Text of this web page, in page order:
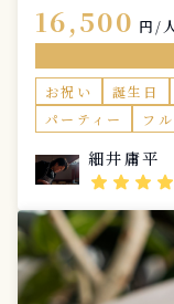
前菜、温菜、魚
皿ずつ丁寧にご
族との特別なひ
トランで過ごす
い。 事前のヒア
なリクエストを
お作りします。食
残る一皿をお届
のカトラリー、
能でございます
質なフレンチと
します。お気軽
16,500 円/
お祝い
誕生日
パーティー
フ
細井庸平
star star star star